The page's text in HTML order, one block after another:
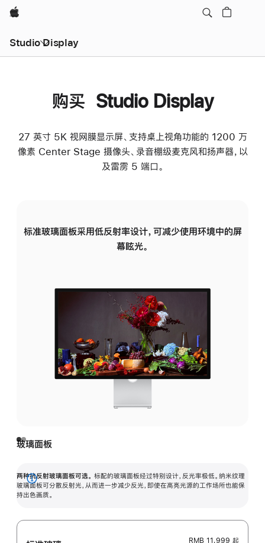
Apple
Studio Display
购买 Studio Display
27 英寸 5K 视网膜显示屏、支持桌上视角功能的 1200 万
像素 Center Stage 摄像头、录音棚级麦克风和扬声器，以
及雷雳 5 端口。
标准玻璃面板采用低反射率设计，可减少使用环境中的屏
幕眩光。
玻璃面板
两种抗反射玻璃面板可选。 标配的玻璃面板经过特别设计，反光率极低。纳米纹理
玻璃面板可分散反射光，从而进一步减少反光，即使在高亮光源的工作场所也能保
持出色画质。
展
开
RMB 11,999 起